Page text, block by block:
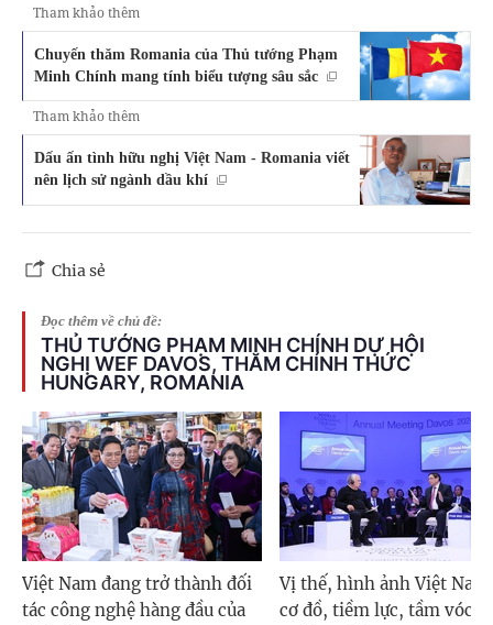
Tham khảo thêm
Chuyến thăm Romania của Thủ tướng Phạm
Minh Chính mang tính biểu tượng sâu sắc
Tham khảo thêm
Dấu ấn tình hữu nghị Việt Nam - Romania viết
nên lịch sử ngành dầu khí
Chia sẻ
Đọc thêm về chủ đề:
THỦ TƯỚNG PHẠM MINH CHÍNH DỰ HỘI
NGHỊ WEF DAVOS, THĂM CHÍNH THỨC
HUNGARY, ROMANIA
Việt Nam đang trở thành đối
tác công nghệ hàng đầu của
Vị thế, hình ảnh Việt
cơ đồ, tiềm lực, tầm vóc